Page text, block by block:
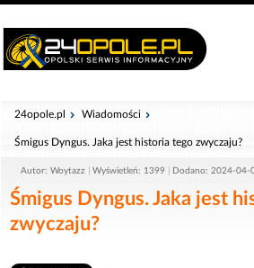
24opole.pl Wiadomości
Śmigus Dyngus. Jaka jest historia tego zwyczaju?
Autor: Woytazz Wyświetleń: 1399 Dodano: 2024-
Śmigus Dyngus. Jaka jest
zwyczaju?